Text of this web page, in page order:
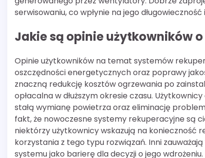
serwisowaniu, co wpłynie na jego
Jakie są opinie użytkowników
Opinie użytkowników na temat systemów
oszczędności energetycznych oraz poprawy
znaczną redukcję kosztów ogrzewania po
opłacalna w dłuższym okresie czasu.
stałą wymianę powietrza oraz eliminację
fakt, że nowoczesne systemy rekuperacyjne są
niektórzy użytkownicy wskazują na konieczność
korzystania z tego typu rozwiązań. Inni
systemu jako barierę dla decyzji o jego wdrożeniu.